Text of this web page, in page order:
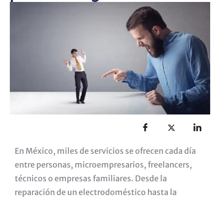
En México, miles de servicios se ofrecen cada día
entre personas, microempresarios, freelancers,
técnicos o empresas familiares. Desde la
reparación de un electrodoméstico hasta la